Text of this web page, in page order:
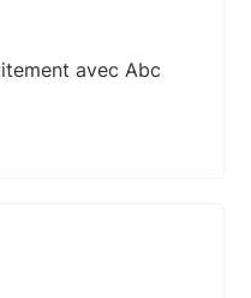
avec Abc